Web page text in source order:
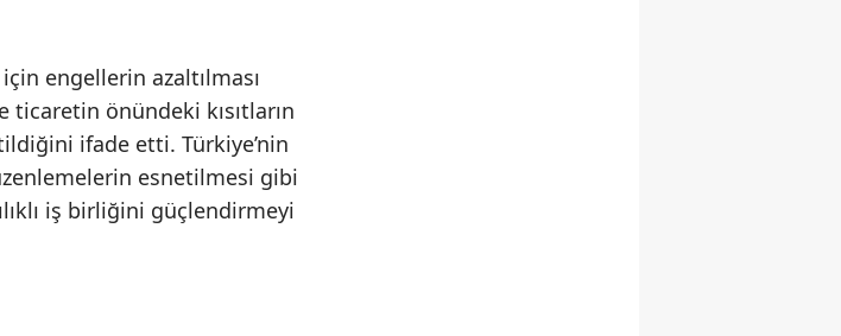
engellerin azaltılması
önündeki kısıtların
ifade etti. Türkiye’nin
esnetilmesi gibi
iş birliğini güçlendirmeyi